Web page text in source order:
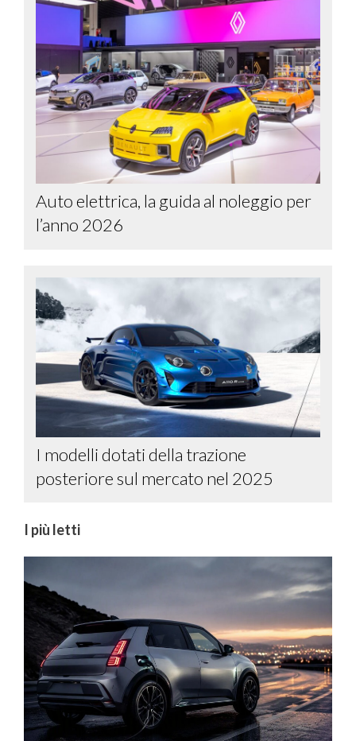
Auto elettrica, la guida al noleggio per
l’anno 2026
I modelli dotati della trazione
posteriore sul mercato nel 2025
I più letti